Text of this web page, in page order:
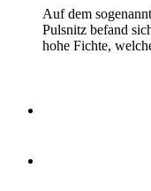
Auf dem
Pulsnitz befand
hohe Fichte,